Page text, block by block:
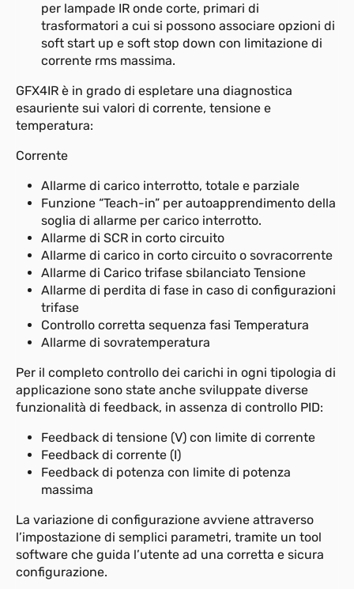
per lampade IR onde corte, primari di
trasformatori a cui si possono associare opzioni di
soft start up e soft stop down con limitazione di
corrente rms massima.
GFX4IR è in grado di espletare una diagnostica
esauriente sui valori di corrente, tensione e
temperatura:
Corrente
Allarme di carico interrotto, totale e parziale
Funzione “Teach-in” per autoapprendimento della
soglia di allarme per carico interrotto.
Allarme di SCR in corto circuito
Allarme di carico in corto circuito o sovracorrente
Allarme di Carico trifase sbilanciato Tensione
Allarme di perdita di fase in caso di configurazioni
trifase
Controllo corretta sequenza fasi Temperatura
Allarme di sovratemperatura
Per il completo controllo dei carichi in ogni tipologia di
applicazione sono state anche sviluppate diverse
funzionalità di feedback, in assenza di controllo PID:
Feedback di tensione (V) con limite di corrente
Feedback di corrente (I)
Feedback di potenza con limite di potenza
massima
La variazione di configurazione avviene attraverso
l’impostazione di semplici parametri, tramite un tool
software che guida l’utente ad una corretta e sicura
configurazione.